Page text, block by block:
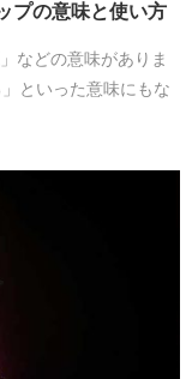
プの意味と使い方
などの意味がありま
といった意味にもな